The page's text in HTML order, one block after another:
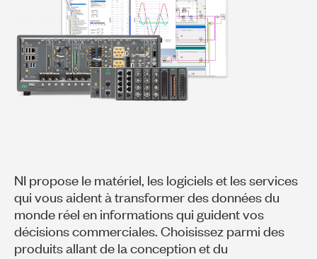
NI propose le matériel, les logiciels et les services
qui vous aident à transformer des données du
monde réel en informations qui guident vos
décisions commerciales. Choisissez parmi des
produits allant de la conception et du